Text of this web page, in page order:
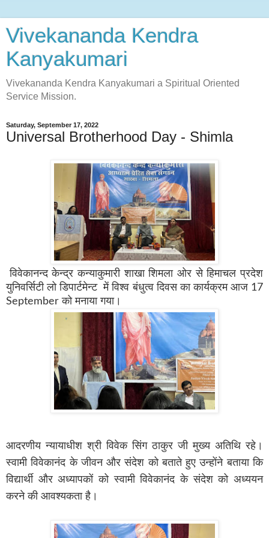
Vivekananda Kendra
Kanyakumari
Vivekananda Kendra Kanyakumari a Spiritual Oriented
Service Mission.
Saturday, September 17, 2022
Universal Brotherhood Day - Shimla
विवेकानन्द केन्द्र कन्याकुमारी शाखा शिमला ओर से हिमाचल प्रदेश
युनिवर्सिटी लो डिपार्टमेन्ट में विश्व बंधुत्व दिवस का कार्यक्रम आज 17
September को मनाया गया।
आदरणीय न्यायाधीश श्री विवेक सिंग ठाकुर जी मुख्य अतिथि रहे।
स्वामी विवेकानंद के जीवन और संदेश को बताते हुए उन्होंने बताया कि
विद्यार्थी और अध्यापकों को स्वामी विवेकानंद के संदेश को अध्ययन
करने की आवश्यकता है।